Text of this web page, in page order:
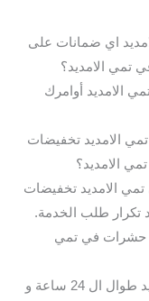
اي ضمانات على
تمي الامديد؟
الامديد أوامرك
الامديد تخفيضات
الامديد؟
الامديد تخفيضات
تكرار طلب الخدمة.
حشرات في تمي
تعمل شركة مكافحة حشرات في تمي الامديد طوال ال 24 ساعة و